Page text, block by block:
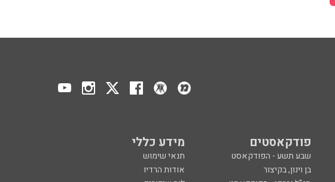
פודקאסטים מידע כללי
שבע תשע - הפודקאסט
תנאי שימוש
בן וינון, בקיצור
אודות הרדיו